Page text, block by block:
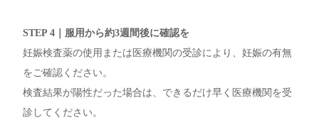
STEP 4｜服用から約3週間後に確認を
妊娠検査薬の使用または医療機関の受診により、妊娠の有無
をご確認ください。
検査結果が陽性だった場合は、できるだけ早く医療機関を受
診してください。